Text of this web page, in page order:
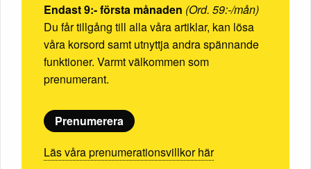
Endast 9:- första månaden (Ord. 59:-/mån)
Du får tillgång till alla våra artiklar, kan lösa
våra korsord samt utnyttja andra spännande
funktioner. Varmt välkommen som
prenumerant.
Prenumerera
Läs våra prenumerationsvillkor här